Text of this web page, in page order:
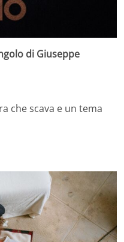
di Giuseppe
che scava e un tema